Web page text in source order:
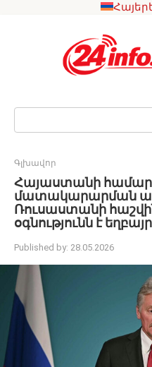
Search:
Գլխավոր
Հայաստանի
մատակարարման
Ռուսաստանի
օգնությունն է
Published by: 28.05.2026